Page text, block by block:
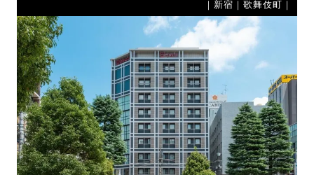
｜新宿｜歌舞伎町｜